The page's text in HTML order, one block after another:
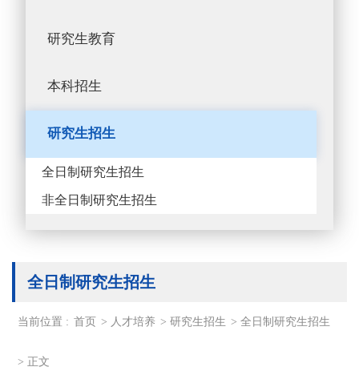
研究生教育
本科招生
研究生招生
全日制研究生招生
非全日制研究生招生
全日制研究生招生
当前位置 : 首页 > 人才培养 >研究生招生 >全日制研究生招生
> 正文